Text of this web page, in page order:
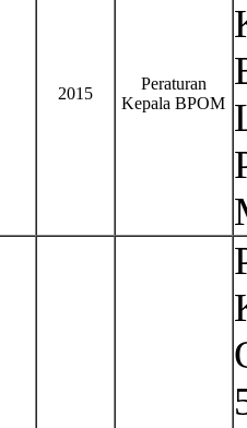
2015
Peraturan
Kepala BPOM